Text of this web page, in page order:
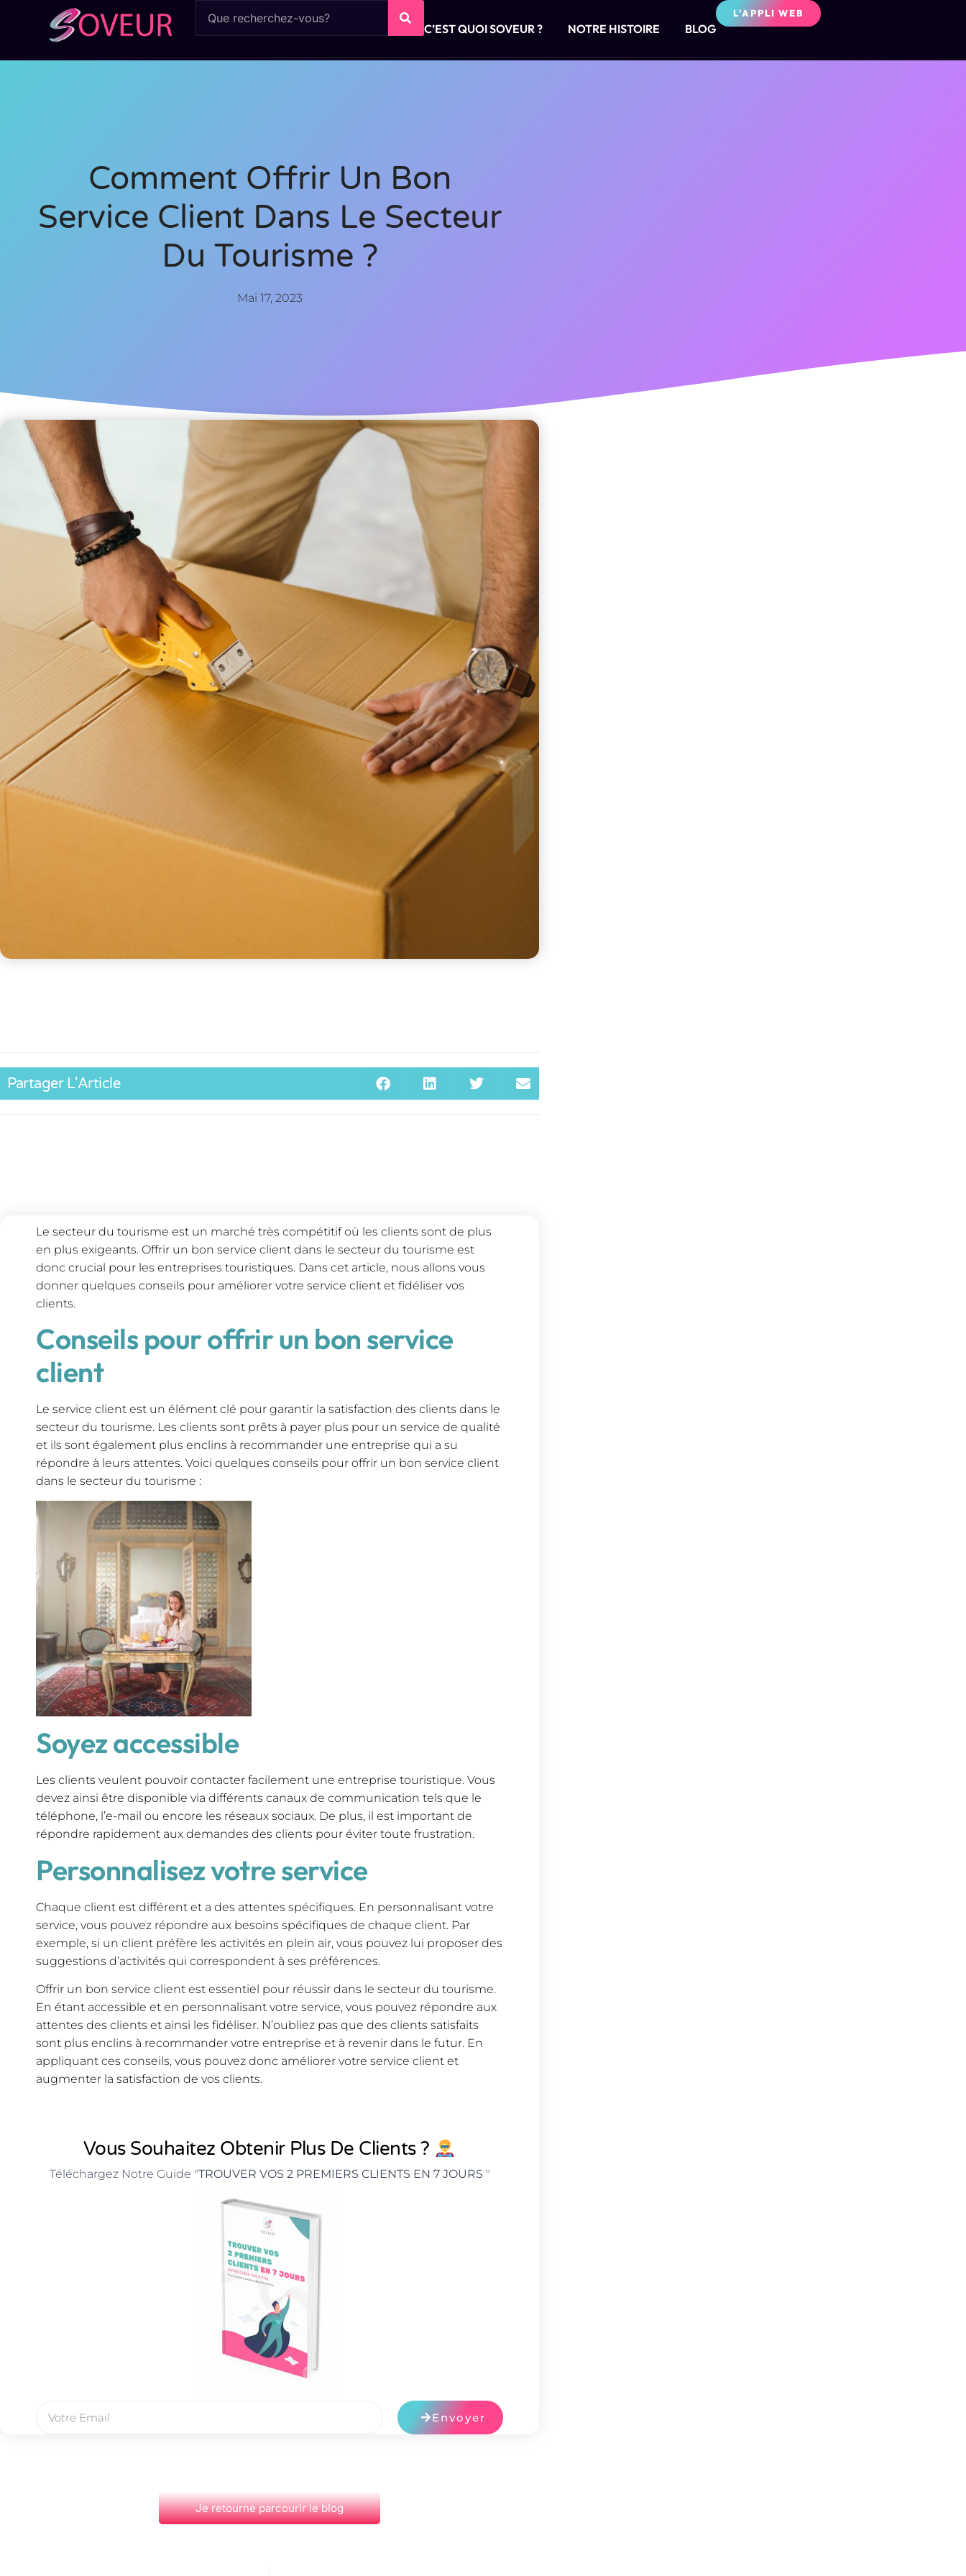
C’EST QUOI SOVEUR ? NOTRE HISTOIRE BLOG
L'APPLI WEB
Comment Offrir Un Bon
Service Client Dans Le Secteur
Du Tourisme ?
Mai 17, 2023
Partager L'Article
Le secteur du tourisme est un marché très compétitif où les clients sont de plus
en plus exigeants. Offrir un bon service client dans le secteur du tourisme est
donc crucial pour les entreprises touristiques. Dans cet article, nous allons vous
donner quelques conseils pour améliorer votre service client et fidéliser vos
clients.
Conseils pour offrir un bon service
client
Le service client est un élément clé pour garantir la satisfaction des clients dans le
secteur du tourisme. Les clients sont prêts à payer plus pour un service de qualité
et ils sont également plus enclins à recommander une entreprise qui a su
répondre à leurs attentes. Voici quelques conseils pour offrir un bon service client
dans le secteur du tourisme :
Soyez accessible
Les clients veulent pouvoir contacter facilement une entreprise touristique. Vous
devez ainsi être disponible via différents canaux de communication tels que le
téléphone, l’e-mail ou encore les réseaux sociaux. De plus, il est important de
répondre rapidement aux demandes des clients pour éviter toute frustration.
Personnalisez votre service
Chaque client est différent et a des attentes spécifiques. En personnalisant votre
service, vous pouvez répondre aux besoins spécifiques de chaque client. Par
exemple, si un client préfère les activités en plein air, vous pouvez lui proposer des
suggestions d’activités qui correspondent à ses préférences.
Offrir un bon service client est essentiel pour réussir dans le secteur du tourisme.
En étant accessible et en personnalisant votre service, vous pouvez répondre aux
attentes des clients et ainsi les fidéliser. N’oubliez pas que des clients satisfaits
sont plus enclins à recommander votre entreprise et à revenir dans le futur. En
appliquant ces conseils, vous pouvez donc améliorer votre service client et
augmenter la satisfaction de vos clients.
Vous Souhaitez Obtenir Plus De Clients ?
Téléchargez Notre Guide "TROUVER VOS 2 PREMIERS CLIENTS EN 7 JOURS "
Envoyer
Je retourne parcourir le blog